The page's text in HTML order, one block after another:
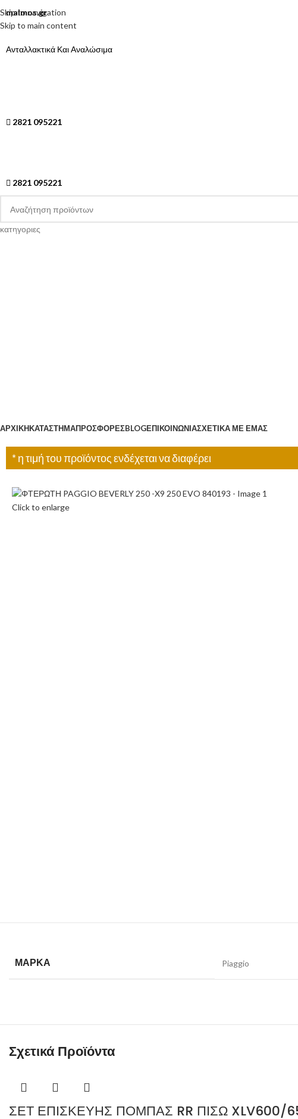
Skip to navigation
Skip to main content
malmos.gr
Ανταλλακτικά Και Αναλώσιμα
2821 095221
2821 095221
κατηγοριες
ΑΡΧΙΚΉΚΑΤΆΣΤΗΜΑΠΡΟΣΦΟΡΈΣBLOGΕΠΙΚΟΙΝΩΝΊΑΣΧΕΤΙΚΆ ΜΕ ΕΜΆΣ
* η τιμή του προϊόντος ενδέχεται να διαφέρει
Click to enlarge
ΜΆΡΚΑ Piaggio
Σχετικά Προϊόντα
ΣΕΤ ΕΠΙΣΚΕΥΗΣ ΠΟΜΠΑΣ RR ΠΙΣΩ XLV600/